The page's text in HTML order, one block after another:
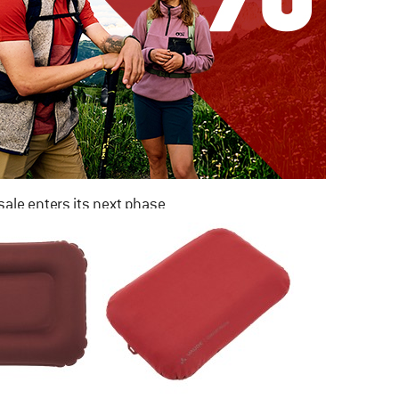
enters its next phase
NOW UP TO 50% OFF
TO THE SALE